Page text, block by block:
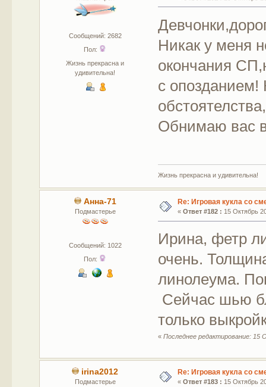
Сообщений: 2682
Пол:
Жизнь прекрасна и
удивительна!
Никак у меня
окончания
с опозданием!
Обнимаю вас
Жизнь прекрасна и удивительна!
Анна-71
Подмастерье
Сообщений: 1022
Пол:
Re: Игровая кукла со
« Ответ #182 : 15 Октябрь
Ирина, фетр
очень.
линолеума.
Сейчас шью
только
«Последнее редактирование: 15
irina2012
Подмастерье
Re: Игровая кукла со
« Ответ #183 : 15 Октябрь